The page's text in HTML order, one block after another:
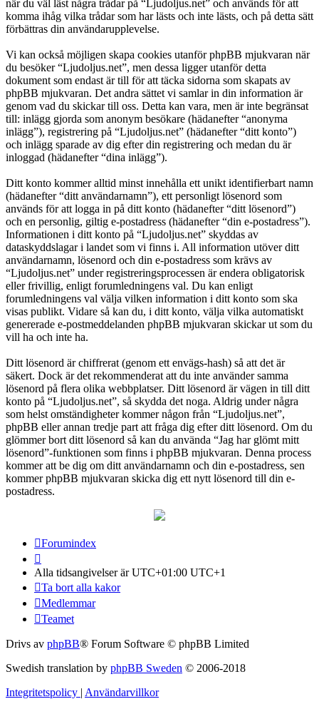
när du väl läst några trådar på “Ljudoljus.net” och används för att
komma ihåg vilka trådar som har lästs och inte lästs, och på detta sätt
förbättras din användarupplevelse.
Vi kan också möjligen skapa cookies utanför phpBB mjukvaran när
du besöker “Ljudoljus.net”, men dessa ligger utanför detta
dokument som endast är till för att täcka sidorna som skapats av
phpBB mjukvaran. Det andra sättet vi samlar in din information är
genom vad du skickar till oss. Detta kan vara, men är inte begränsat
till: inlägg gjorda som anonym besökare (hädanefter “anonyma
inlägg”), registrering på “Ljudoljus.net” (hädanefter “ditt konto”)
och inlägg sparade av dig efter din registrering och medan du är
inloggad (hädanefter “dina inlägg”).
Ditt konto kommer alltid minst innehålla ett unikt identifierbart namn
(hädanefter “ditt användarnamn”), ett personligt lösenord som
används för att logga in på ditt konto (hädanefter “ditt lösenord”)
och en personlig, giltig e-postadress (hädanefter “din e-postadress”).
Informationen i ditt konto på “Ljudoljus.net” skyddas av
dataskyddslagar i landet som vi finns i. All information utöver ditt
användarnamn, lösenord och din e-postadress som krävs av
“Ljudoljus.net” under registreringsprocessen är endera obligatorisk
eller frivillig, enligt forumledningens val. Du kan enligt
forumledningens val välja vilken information i ditt konto som ska
visas publikt. Vidare så kan du, i ditt konto, välja vilka automatiskt
genererade e-postmeddelanden phpBB mjukvaran skickar ut som du
vill ha och inte ha.
Ditt lösenord är chiffrerat (genom ett envägs-hash) så att det är
säkert. Dock är det rekommenderat att du inte använder samma
lösenord på flera olika webbplatser. Ditt lösenord är vägen in till ditt
konto på “Ljudoljus.net”, så skydda det noga. Aldrig under några
som helst omständigheter kommer någon från “Ljudoljus.net”,
phpBB eller annan tredje part att fråga dig efter ditt lösenord. Om du
glömmer bort ditt lösenord så kan du använda “Jag har glömt mitt
lösenord”-funktionen som finns i phpBB mjukvaran. Denna process
kommer att be dig om ditt användarnamn och din e-postadress, sen
kommer phpBB mjukvaran skicka dig ett nytt lösenord till din e-
postadress.
Forumindex
Alla tidsangivelser är UTC+01:00 UTC+1
Ta bort alla kakor
Medlemmar
Teamet
Drivs av phpBB® Forum Software © phpBB Limited
Swedish translation by phpBB Sweden © 2006-2018
Integritetspolicy | Användarvillkor